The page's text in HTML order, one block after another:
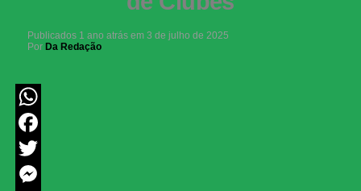
Publicados 1 ano atrás em 3 de julho de 2025
Por Da Redação
WhatsApp
Facebook
Twitter